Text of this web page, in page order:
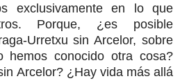
exclusivamente en lo que
Porque, ¿es posible
Urretxu sin Arcelor, sobre
hemos conocido otra cosa?
Arcelor? ¿Hay vida más allá